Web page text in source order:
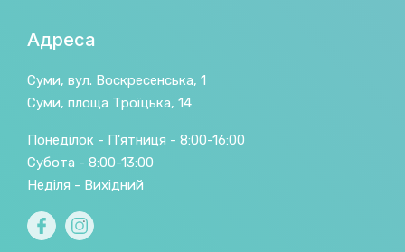
Адреса
Суми, вул. Воскресенська, 1
Суми, площа Троїцька, 14
Понеділок - П'ятниця - 8:00-16:00
Субота - 8:00-13:00
Неділя - Вихідний